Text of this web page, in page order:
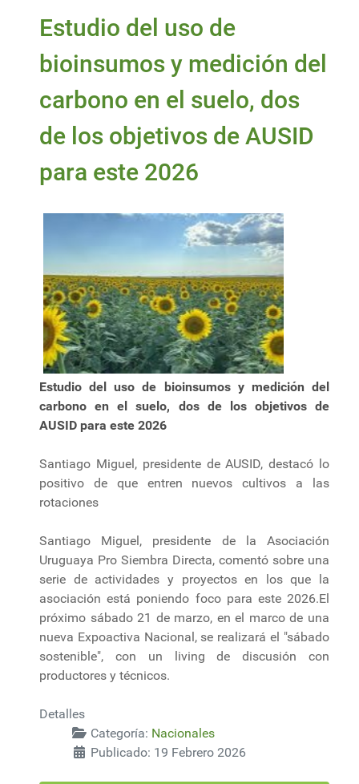
Estudio del uso de
bioinsumos y medición del
carbono en el suelo, dos
de los objetivos de AUSID
para este 2026
Estudio del uso de bioinsumos y medición del
carbono en el suelo, dos de los objetivos de
AUSID para este 2026
Santiago Miguel, presidente de AUSID, destacó lo
positivo de que entren nuevos cultivos a las
rotaciones
Santiago Miguel, presidente de la Asociación
Uruguaya Pro Siembra Directa, comentó sobre una
serie de actividades y proyectos en los que la
asociación está poniendo foco para este 2026.El
próximo sábado 21 de marzo, en el marco de una
nueva Expoactiva Nacional, se realizará el "sábado
sostenible", con un living de discusión con
productores y técnicos.
Detalles
Categoría: Nacionales
Publicado: 19 Febrero 2026